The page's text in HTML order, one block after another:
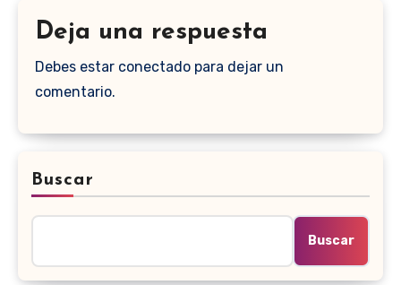
Deja una respuesta
Debes estar conectado para dejar un
comentario.
Buscar
Buscar